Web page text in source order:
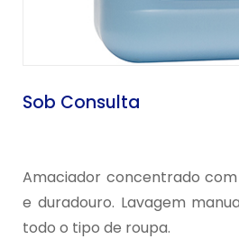
Sob Consulta
Amaciador concentrado
e duradouro. Lavagem
todo o tipo de roupa.